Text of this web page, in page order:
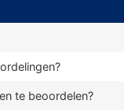
te beoordelen?